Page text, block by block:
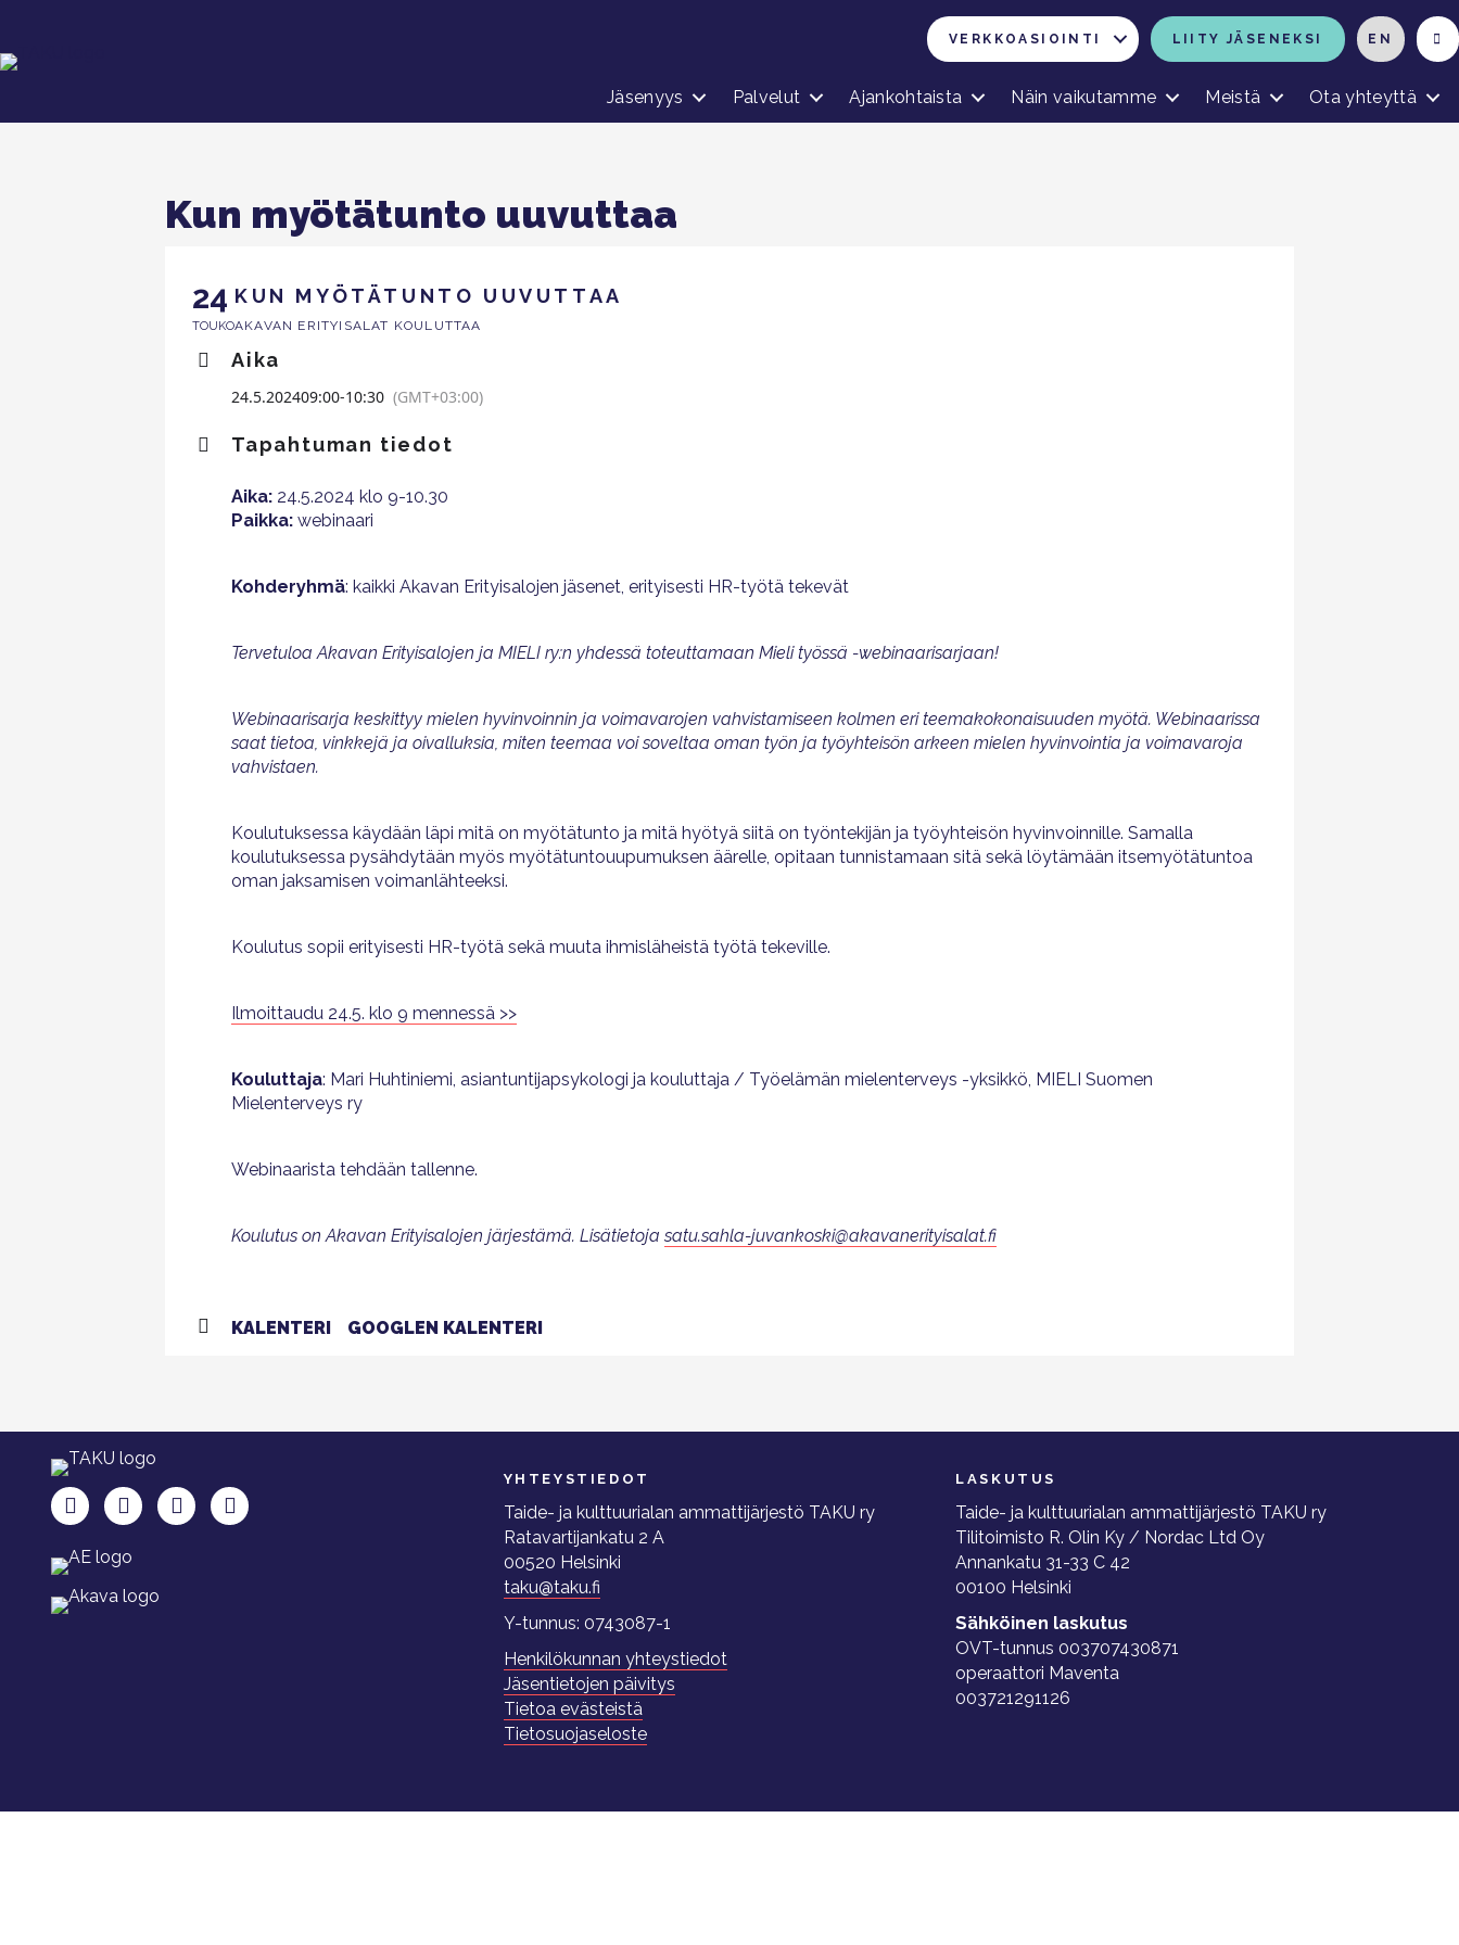
VERKKOASIOINTI LIITY JÄSENEKSI EN
Jäsenyys Palvelut Ajankohtaista Näin vaikutamme Meistä Ota yhteyttä
Kun myötätunto uuvuttaa
24
TOUKO
KUN MYÖTÄTUNTO UUVUTTAA
AKAVAN ERITYISALAT KOULUTTAA
Aika
24.5.202409:00-10:30 (GMT+03:00)
Tapahtuman tiedot
Aika: 24.5.2024 klo 9-10.30
Paikka: webinaari
Kohderyhmä: kaikki Akavan Erityisalojen jäsenet, erityisesti HR-työtä tekevät
Tervetuloa Akavan Erityisalojen ja MIELI ry:n yhdessä toteuttamaan Mieli työssä -webinaarisarjaan!
Webinaarisarja keskittyy mielen hyvinvoinnin ja voimavarojen vahvistamiseen kolmen eri teemakokonaisuuden myötä. Webinaarissa
saat tietoa, vinkkejä ja oivalluksia, miten teemaa voi soveltaa oman työn ja työyhteisön arkeen mielen hyvinvointia ja voimavaroja
vahvistaen.
Koulutuksessa käydään läpi mitä on myötätunto ja mitä hyötyä siitä on työntekijän ja työyhteisön hyvinvoinnille. Samalla
koulutuksessa pysähdytään myös myötätuntouupumuksen äärelle, opitaan tunnistamaan sitä sekä löytämään itsemyötätuntoa
oman jaksamisen voimanlähteeksi.
Koulutus sopii erityisesti HR-työtä sekä muuta ihmisläheistä työtä tekeville.
Ilmoittaudu 24.5. klo 9 mennessä >>
Kouluttaja: Mari Huhtiniemi, asiantuntijapsykologi ja kouluttaja / Työelämän mielenterveys -yksikkö, MIELI Suomen
Mielenterveys ry
Webinaarista tehdään tallenne.
Koulutus on Akavan Erityisalojen järjestämä. Lisätietojasatu.sahla-juvankoski@akavanerityisalat.fi
KALENTERI GOOGLEN KALENTERI
TAKU Facebookissa
TAKU Twitterissä
TAKU Instagramissa
TAKU LinkedInissä
YHTEYSTIEDOT
Taide- ja kulttuurialan ammattijärjestö TAKU ry
Ratavartijankatu 2 A
00520 Helsinki
taku@taku.fi
Y-tunnus: 0743087-1
Henkilökunnan yhteystiedot
Jäsentietojen päivitys
Tietoa evästeistä
Tietosuojaseloste
LASKUTUS
Taide- ja kulttuurialan ammattijärjestö TAKU ry
Tilitoimisto R. Olin Ky / Nordac Ltd Oy
Annankatu 31-33 C 42
00100 Helsinki
Sähköinen laskutus
OVT-tunnus 003707430871
operaattori Maventa
003721291126